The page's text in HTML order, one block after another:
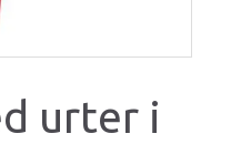
urter i